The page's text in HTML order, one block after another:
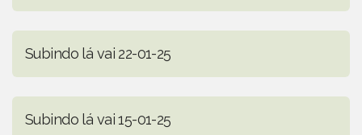
Subindo lá vai 22-01-25
Subindo lá vai 15-01-25